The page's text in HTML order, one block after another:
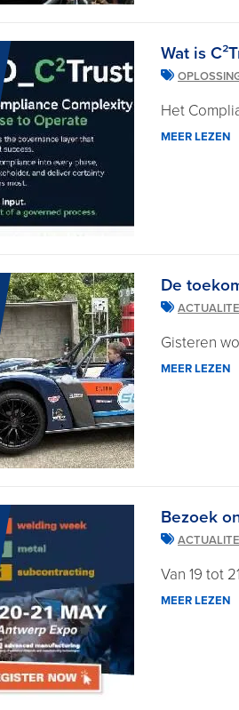
Wat is
Het
MEER LEZEN
De
Gisteren
MEER LEZEN
Bezoek
Van 19 tot
MEER LEZEN